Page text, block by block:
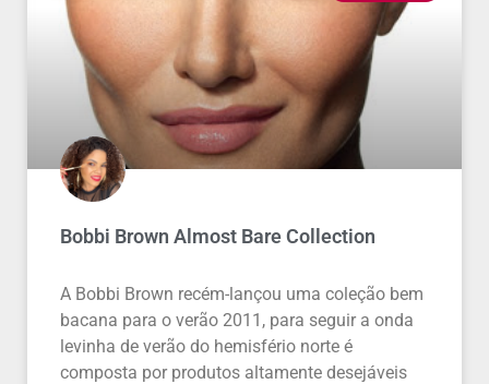
Bobbi Brown Almost Bare Collection
A Bobbi Brown recém-lançou uma coleção bem
bacana para o verão 2011, para seguir a onda
levinha de verão do hemisfério norte é
composta por produtos altamente desejáveis